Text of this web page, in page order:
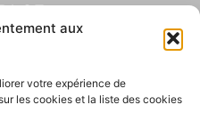
aux
votre expérience de
les cookies et la liste des cookies
75 67 78
Kampenhout